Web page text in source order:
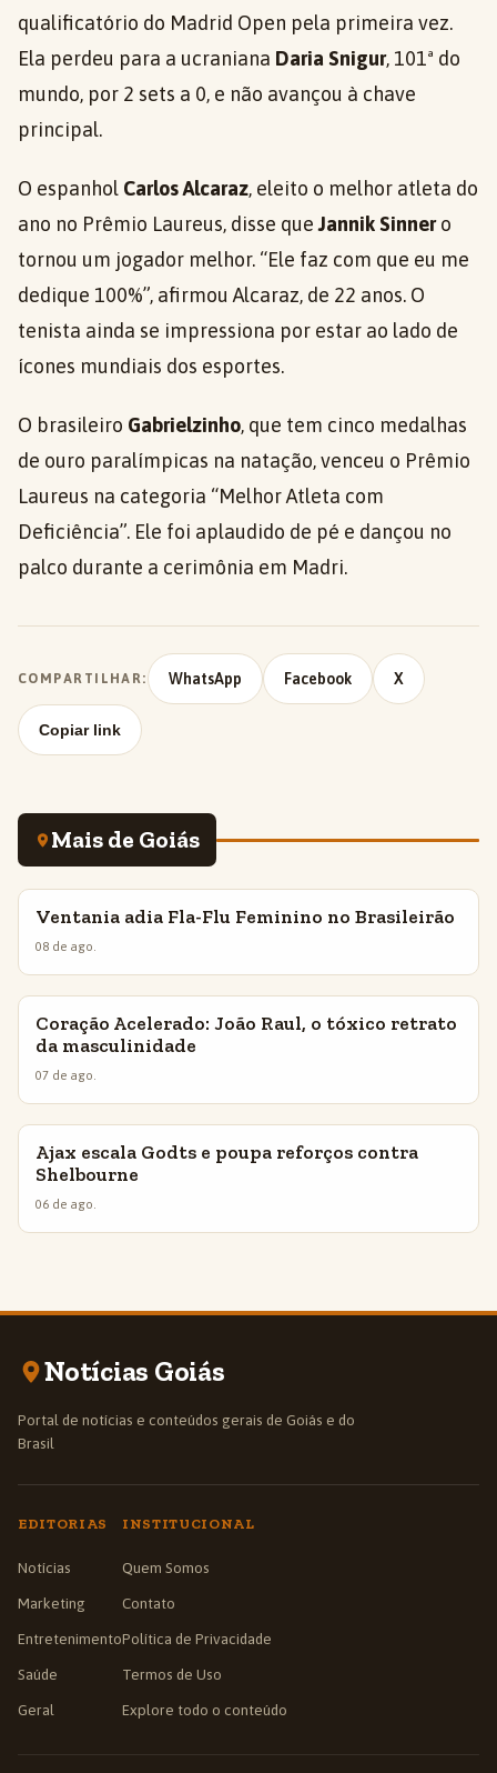
qualificatório do Madrid Open pela primeira vez.
Ela perdeu para a ucraniana Daria Snigur, 101ª do
mundo, por 2 sets a 0, e não avançou à chave
principal.
O espanhol Carlos Alcaraz, eleito o melhor atleta do
ano no Prêmio Laureus, disse queJannik Sinnero
tornou um jogador melhor. “Ele faz com que eu me
dedique 100%”, afirmou Alcaraz, de 22 anos. O
tenista ainda se impressiona por estar ao lado de
ícones mundiais dos esportes.
O brasileiro Gabrielzinho, que tem cinco medalhas
de ouro paralímpicas na natação, venceu o Prêmio
Laureus na categoria “Melhor Atleta com
Deficiência”. Ele foi aplaudido de pé e dançou no
palco durante a cerimônia em Madri.
COMPARTILHAR: WhatsApp Facebook X
Copiar link
Mais de Goiás
INSIGHTS
Ventania adia Fla-Flu Feminino no Brasileirão
08 de ago.
INSIGHTS
Coração Acelerado: João Raul, o tóxico retrato
da masculinidade
07 de ago.
INSIGHTS
Ajax escala Godts e poupa reforços contra
Shelbourne
06 de ago.
Notícias Goiás
Portal de notícias e conteúdos gerais de Goiás e do
Brasil
EDITORIAS
Notícias
Marketing
Entretenimento
Saúde
Geral
INSTITUCIONAL
Quem Somos
Contato
Política de Privacidade
Termos de Uso
Explore todo o conteúdo